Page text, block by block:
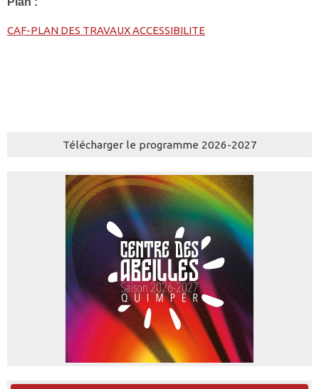
CAF-PLAN DES TRAVAUX ACCESSIBILITE
Télécharger le programme 2026-2027